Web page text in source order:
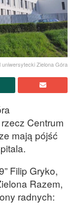
uniwersytecki Zielona Góra
Centrum
mają pójść
Filip Gryko,
Razem,
radnych: